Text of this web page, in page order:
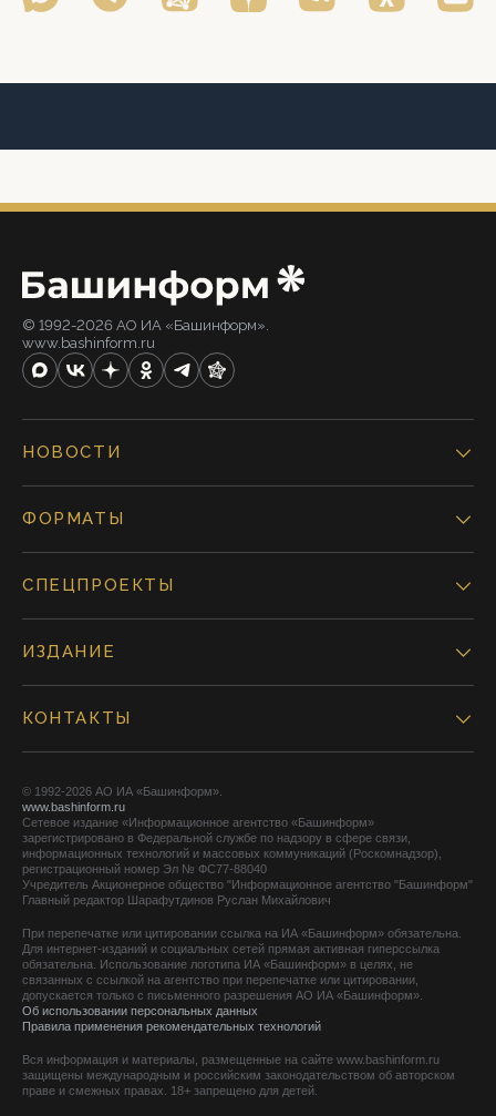
© 1992-2026 АО ИА «Башинформ».
www.bashinform.ru
НОВОСТИ
ФОРМАТЫ
СПЕЦПРОЕКТЫ
ИЗДАНИЕ
КОНТАКТЫ
© 1992-2026 АО ИА «Башинформ».
www.bashinform.ru
Сетевое издание «Информационное агентство «Башинформ»
зарегистрировано в Федеральной службе по надзору в сфере связи,
информационных технологий и массовых коммуникаций (Роскомнадзор),
регистрационный номер Эл № ФС77-88040
Учредитель Акционерное общество "Информационное агентство "Башинформ"
Главный редактор Шарафутдинов Руслан Михайлович
При перепечатке или цитировании ссылка на ИА «Башинформ» обязательна.
Для интернет-изданий и социальных сетей прямая активная гиперссылка
обязательна. Использование логотипа ИА «Башинформ» в целях, не
связанных с ссылкой на агентство при перепечатке или цитировании,
допускается только с письменного разрешения АО ИА «Башинформ».
Об использовании персональных данных
Правила применения рекомендательных технологий
Вся информация и материалы, размещенные на сайте www.bashinform.ru
защищены международным и российским законодательством об авторском
праве и смежных правах. 18+ запрещено для детей.